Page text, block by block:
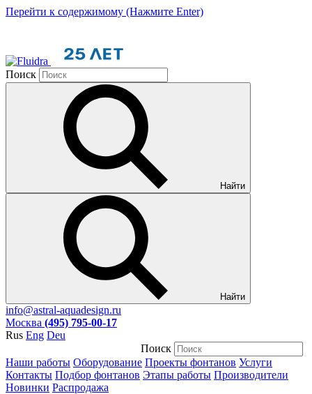
Перейти к содержимому (Нажмите Enter)
Поиск
Найти
Найти
info@astral-aquadesign.ru
Москва (495) 795-00-17
Rus Eng Deu
Поиск
Наши работы Оборудование Проекты фонтанов Услуги
Контакты Подбор фонтанов Этапы работы Производители
Новинки Распродажа